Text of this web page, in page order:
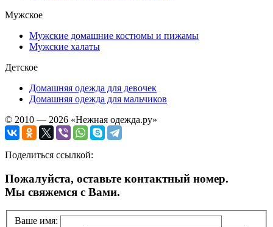
Мужское
Мужские домашние костюмы и пижамы
Мужские халаты
Детское
Домашняя одежда для девочек
Домашняя одежда для мальчиков
© 2010 — 2026 «Нежная одежда.ру»
Поделиться ссылкой:
Пожалуйста, оставьте контактный номер.
Мы свяжемся с Вами.
Ваше имя: